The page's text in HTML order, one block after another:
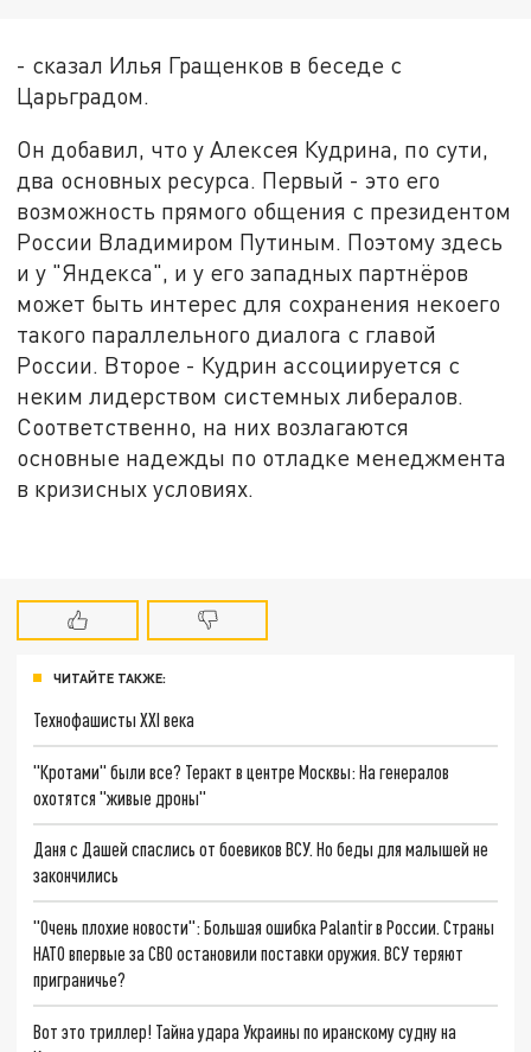
- сказал Илья Гращенков в беседе с
Царьградом.
Он добавил, что у Алексея Кудрина, по сути,
два основных ресурса. Первый - это его
возможность прямого общения с президентом
России Владимиром Путиным. Поэтому здесь
и у "Яндекса", и у его западных партнёров
может быть интерес для сохранения некоего
такого параллельного диалога с главой
России. Второе - Кудрин ассоциируется с
неким лидерством системных либералов.
Соответственно, на них возлагаются
основные надежды по отладке менеджмента
в кризисных условиях.
ЧИТАЙТЕ ТАКЖЕ:
Технофашисты XXI века
"Кротами" были все? Теракт в центре Москвы: На генералов
охотятся "живые дроны"
Даня с Дашей спаслись от боевиков ВСУ. Но беды для малышей не
закончились
"Очень плохие новости": Большая ошибка Palantir в России. Страны
НАТО впервые за СВО остановили поставки оружия. ВСУ теряют
приграничье?
Вот это триллер! Тайна удара Украины по иранскому судну на